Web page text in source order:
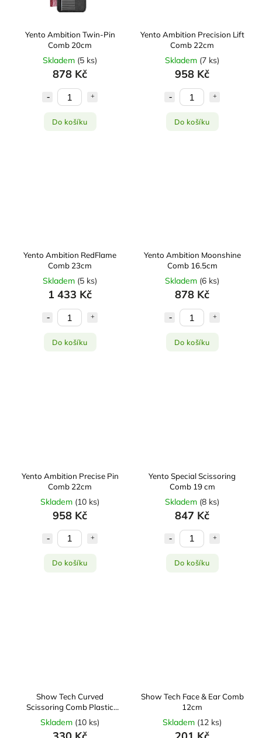
Yento Ambition Twin-Pin
Comb 20cm
Skladem (5 ks)
878 Kč
Do košíku
Yento Ambition Precision Lift
Comb 22cm
Skladem (7 ks)
958 Kč
Do košíku
Yento Ambition RedFlame
Comb 23cm
Skladem (5 ks)
1 433 Kč
Do košíku
Yento Ambition Moonshine
Comb 16.5cm
Skladem (6 ks)
878 Kč
Do košíku
Yento Ambition Precise Pin
Comb 22cm
Skladem (10 ks)
958 Kč
Do košíku
Yento Special Scissoring
Comb 19 cm
Skladem (8 ks)
847 Kč
Do košíku
Show Tech Curved
Scissoring Comb Plastic
21,5cm
Skladem (10 ks)
Show Tech Face & Ear Comb
12cm
Skladem (12 ks)